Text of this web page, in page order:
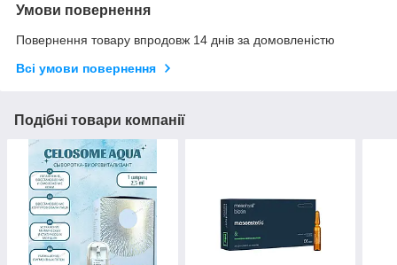
Умови повернення
Повернення товару впродовж 14 днів за домовленістю
Всі умови повернення
Подібні товари компанії